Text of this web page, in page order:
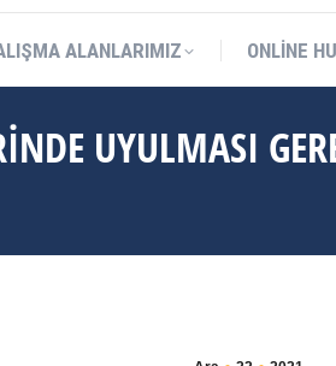
ALANLARIMIZ ONLINE
UYULMASI